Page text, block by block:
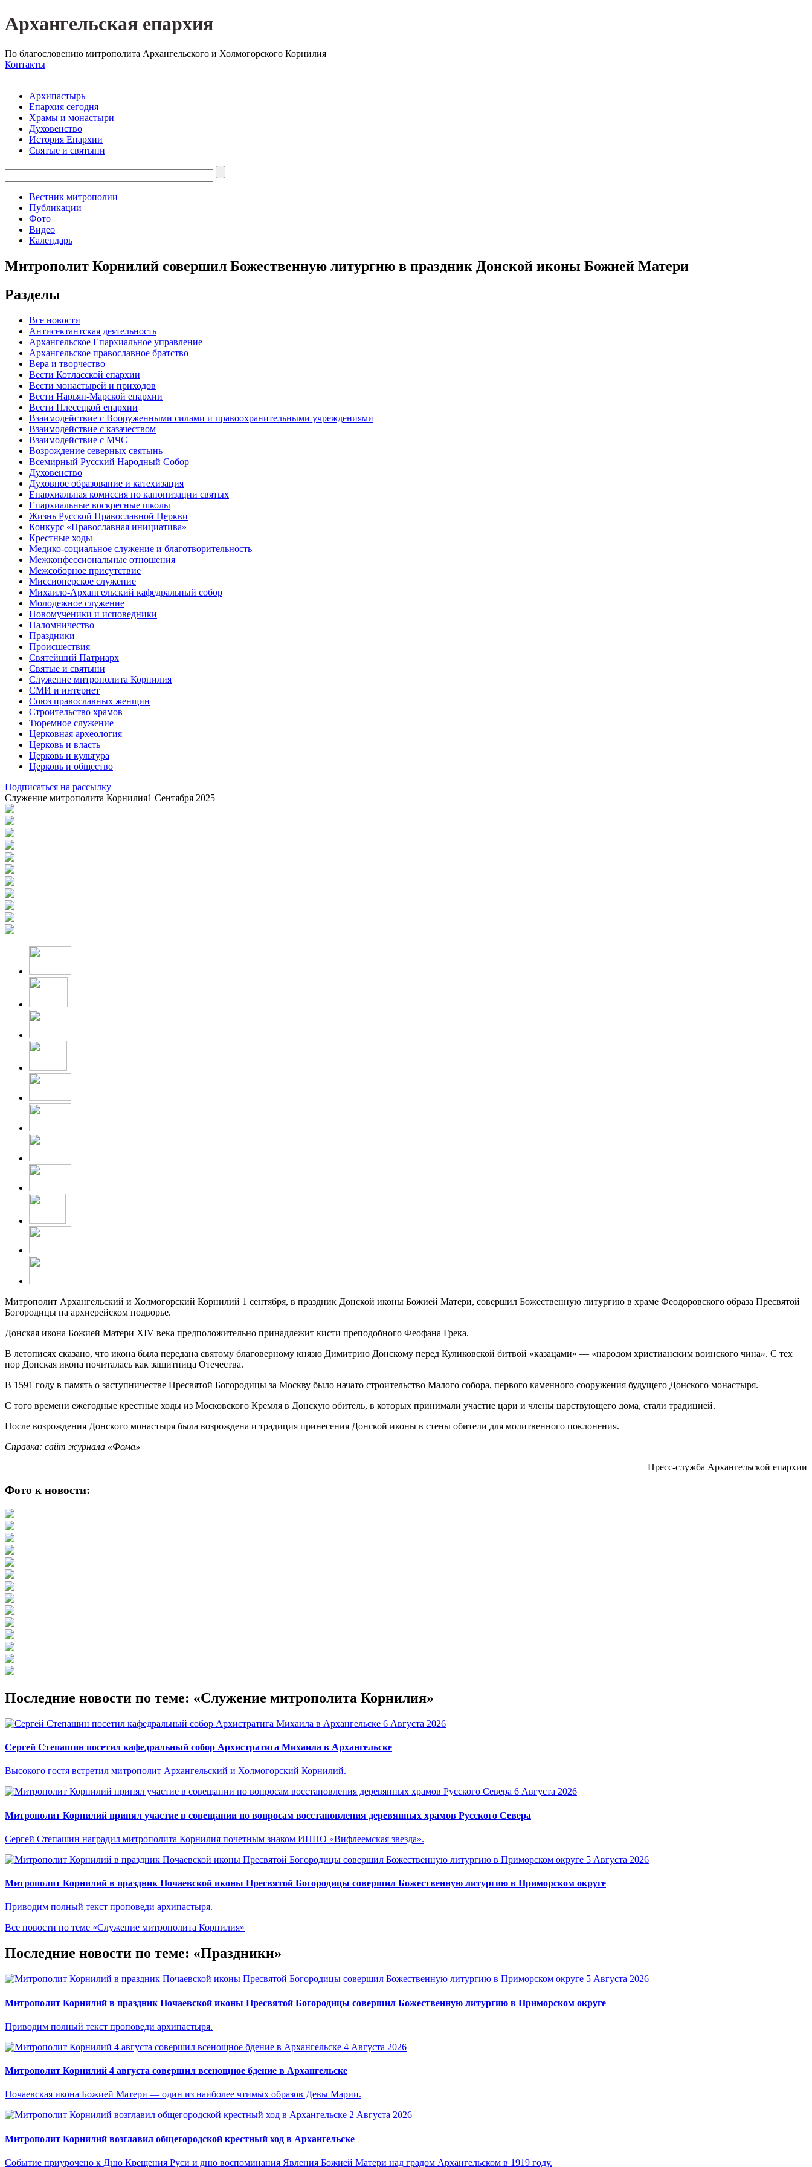
Архангельская епархия
По благословению митрополита Архангельского и Холмогорского Корнилия
Контакты
Архипастырь
Епархия сегодня
Храмы и монастыри
Духовенство
История Епархии
Святые и святыни
Вестник митрополии
Публикации
Фото
Видео
Календарь
Митрополит Корнилий совершил Божественную литургию в праздник Донской иконы Божией Матери
Разделы
Все новости
Антисектантская деятельность
Архангельское Епархиальное управление
Архангельское православное братство
Вера и творчество
Вести Котласской епархии
Вести монастырей и приходов
Вести Нарьян-Марской епархии
Вести Плесецкой епархии
Взаимодействие с Вооруженными силами и правоохранительными учреждениями
Взаимодействие с казачеством
Взаимодействие с МЧС
Возрождение северных святынь
Всемирный Русский Народный Собор
Духовенство
Духовное образование и катехизация
Епархиальная комиссия по канонизации святых
Епархиальные воскресные школы
Жизнь Русской Православной Церкви
Конкурс «Православная инициатива»
Крестные ходы
Медико-социальное служение и благотворительность
Межконфессиональные отношения
Межсоборное присутствие
Миссионерское служение
Михаило-Архангельский кафедральный собор
Молодежное служение
Новомученики и исповедники
Паломничество
Праздники
Происшествия
Святейший Патриарх
Святые и святыни
Служение митрополита Корнилия
СМИ и интернет
Союз православных женщин
Строительство храмов
Тюремное служение
Церковная археология
Церковь и власть
Церковь и культура
Церковь и общество
Подписаться на рассылку
Служение митрополита Корнилия1 Сентября 2025
Митрополит Архангельский и Холмогорский Корнилий 1 сентября, в праздник Донской иконы Божией Матери, совершил Божественную литургию в храме Феодоровского образа Пресвятой
Богородицы на архиерейском подворье.
Донская икона Божией Матери XIV века предположительно принадлежит кисти преподобного Феофана Грека.
В летописях сказано, что икона была передана святому благоверному князю Димитрию Донскому перед Куликовской битвой «казацами» — «народом христианским воинского чина». С тех
пор Донская икона почиталась как защитница Отечества.
В 1591 году в память о заступничестве Пресвятой Богородицы за Москву было начато строительство Малого собора, первого каменного сооружения будущего Донского монастыря.
С того времени ежегодные крестные ходы из Московского Кремля в Донскую обитель, в которых принимали участие цари и члены царствующего дома, стали традицией.
После возрождения Донского монастыря была возрождена и традиция принесения Донской иконы в стены обители для молитвенного поклонения.
Справка: сайт журнала «Фома»
Пресс-служба Архангельской епархии
Фото к новости:
Последние новости по теме: «Служение митрополита Корнилия»
6 Августа 2026
Сергей Степашин посетил кафедральный собор Архистратига Михаила в Архангельске
Высокого гостя встретил митрополит Архангельский и Холмогорский Корнилий.
6 Августа 2026
Митрополит Корнилий принял участие в совещании по вопросам восстановления деревянных храмов Русского Севера
Сергей Степашин наградил митрополита Корнилия почетным знаком ИППО «Вифлеемская звезда».
5 Августа 2026
Митрополит Корнилий в праздник Почаевской иконы Пресвятой Богородицы совершил Божественную литургию в Приморском округе
Приводим полный текст проповеди архипастыря.
Все новости по теме «Служение митрополита Корнилия»
Последние новости по теме: «Праздники»
5 Августа 2026
Митрополит Корнилий в праздник Почаевской иконы Пресвятой Богородицы совершил Божественную литургию в Приморском округе
Приводим полный текст проповеди архипастыря.
4 Августа 2026
Митрополит Корнилий 4 августа совершил всенощное бдение в Архангельске
Почаевская икона Божией Матери — один из наиболее чтимых образов Девы Марии.
2 Августа 2026
Митрополит Корнилий возглавил общегородской крестный ход в Архангельске
Событие приурочено к Дню Крещения Руси и дню воспоминания Явления Божией Матери над градом Архангельском в 1919 году.